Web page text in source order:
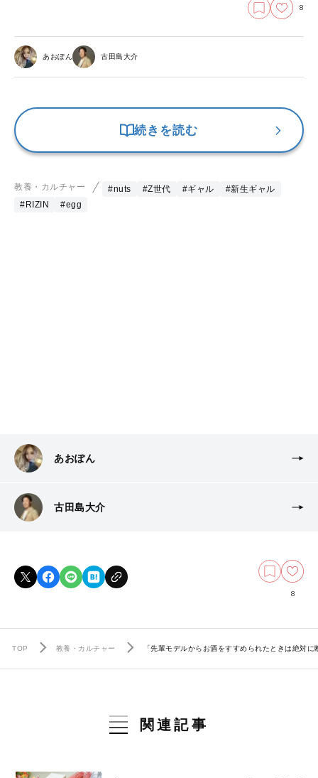
8
あおぽん 古田島大介
続きを読む
教養・カルチャー #nuts #Z世代 #ギャル
#新生ギャル
#RIZIN
#egg
あおぽん
古田島大介
8
TOP 教養・カルチャー 「先輩モデルからお酒をすすめられたときは絶対
関連記事